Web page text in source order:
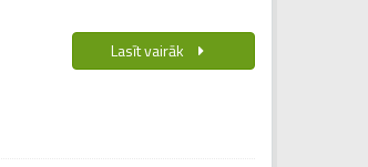
Lasīt vairāk